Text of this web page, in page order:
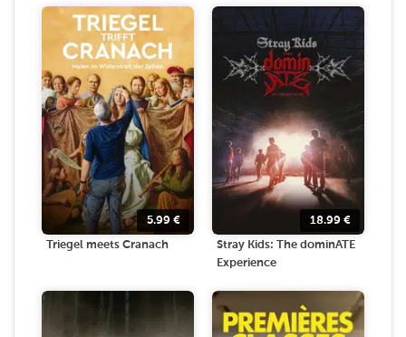
5.99 €
Triegel meets Cranach
18.99 €
Stray Kids: The dominATE
Experience